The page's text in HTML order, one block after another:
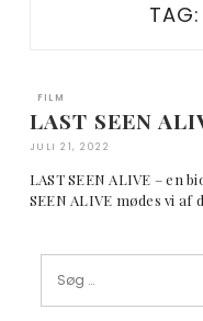
TAG:
FILM
LAST SEEN
JULI 21, 2022
LAST SEEN ALIVE –
SEEN ALIVE mødes vi af